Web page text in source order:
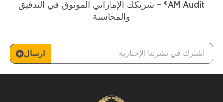
AM Audit® – شريكك الإماراتي الموثوق في التدقيق
والمحاسبة
ارسال